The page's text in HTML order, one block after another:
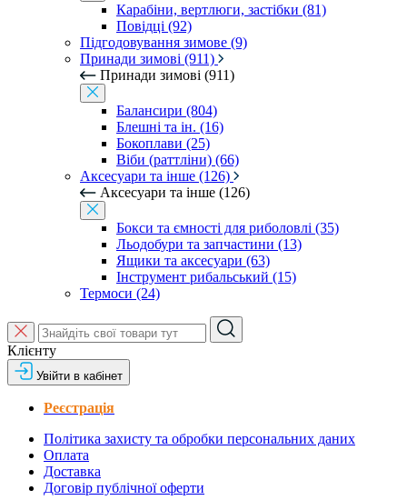
Карабіни, вертлюги, застібки (81)
Повідці (92)
Підгодовування зимове (9)
Принади зимові (911)
Принади зимові (911)
Балансири (804)
Блешні та ін. (16)
Бокоплави (25)
Віби (раттліни) (66)
Аксесуари та інше (126)
Аксесуари та інше (126)
Бокси та ємності для риболовлі (35)
Льодобури та запчастини (13)
Ящики та аксесуари (63)
Інструмент рибальський (15)
Термоси (24)
Клієнту
Увійти в кабінет
Реєстрація
Політика захисту та обробки персональних даних
Оплата
Доставка
Договір публічної оферти